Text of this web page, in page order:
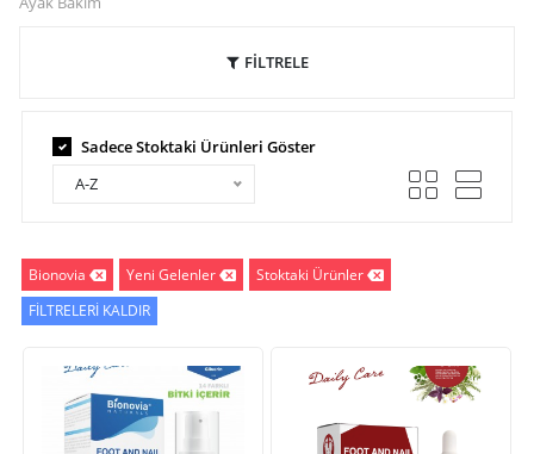
FİLTRELE
Sadece Stoktaki Ürünleri Göster
A-Z
Bionovia Yeni Gelenler
Stoktaki Ürünler
FİLTRELERİ KALDIR